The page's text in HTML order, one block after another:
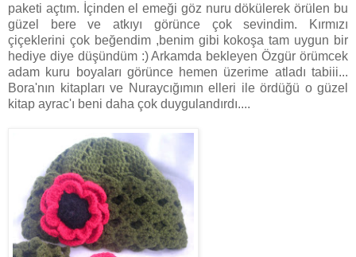
paketi açtım. İçinden el emeği göz nuru dökülerek örülen bu
güzel bere ve atkıyı görünce çok sevindim. Kırmızı
çiçeklerini çok beğendim ,benim gibi kokoşa tam uygun bir
hediye diye düşündüm :) Arkamda bekleyen Özgür örümcek
adam kuru boyaları görünce hemen üzerime atladı tabiii...
Bora'nın kitapları ve Nuraycığımın elleri ile ördüğü o güzel
kitap ayrac'ı beni daha çok duygulandırdı....